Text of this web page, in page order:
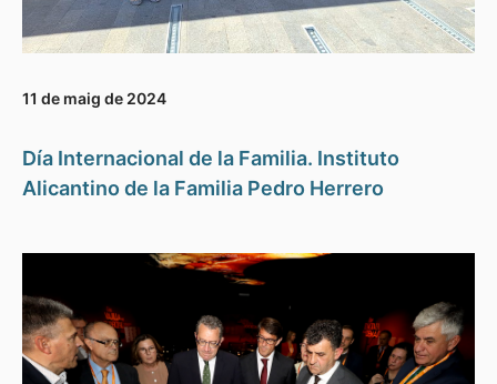
11 de maig de 2024
Día Internacional de la Familia. Instituto
Alicantino de la Familia Pedro Herrero